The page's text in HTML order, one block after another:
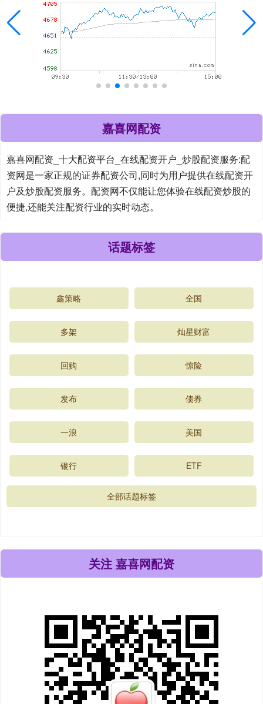
嘉喜网配资
嘉喜网配资_十大配资平台_在线配资开户_炒股配资服务:配
资网是一家正规的证券配资公司,同时为用户提供在线配资开
户及炒股配资服务。配资网不仅能让您体验在线配资炒股的
便捷,还能关注配资行业的实时动态。
话题标签
鑫策略 全国
多架 灿星财富
回购 惊险
发布 债券
一浪 美国
银行 ETF
全部话题标签
关注 嘉喜网配资